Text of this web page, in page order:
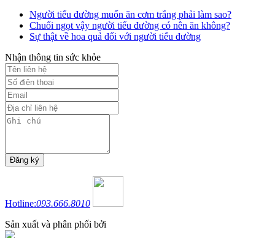
Người tiểu đường muốn ăn cơm trắng phải làm sao?
Chuối ngọt vậy người tiểu đường có nên ăn không?
Sự thật về hoa quả đối với người tiểu đường
Nhận thông tin sức khỏe
Hotline:093.666.8010
Sản xuất và phân phối bởi